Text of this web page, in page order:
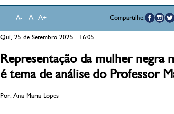
A- A A+ Compartilhe:
Qui, 25 de Setembro 2025 - 16:05
Representação da mulher
é tema de análise do Professor
Por: Ana Maria Lopes